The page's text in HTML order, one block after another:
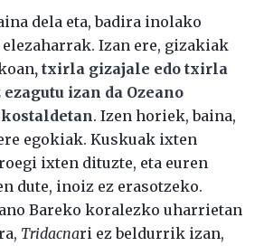
dela eta, badira inolako
Izan ere, gizakiak
, txirla gizajale edo txirla
izan da Ozeano
. Izen horiek, baina,
egokiak. Kuskuak ixten
ixten dituzte, eta euren
dute, inoiz ez erasotzeko.
Bareko koralezko uharrietan
Tridacnari ez beldurrik izan,